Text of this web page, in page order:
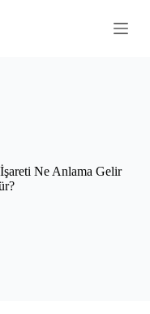
Ne Anlama Gelir